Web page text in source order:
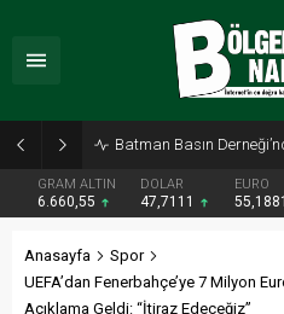
Zabıta Ekiplerinden Yol
GRAM ALTIN
6.660,55
DOLAR
47,7111
EURO
55,1881
Anasayfa
Spor
UEFA’dan Fenerbahçe’ye 7 Milyon
Açıklama Geldi: “İtiraz Edeceğiz”